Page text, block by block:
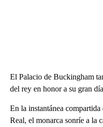
El Palacio de Buckingham
del rey en honor a su gran
En la instantánea
Real, el monarca sonríe a la